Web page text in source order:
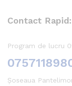
Contact Rapid:
Program de lucru
Șoseaua